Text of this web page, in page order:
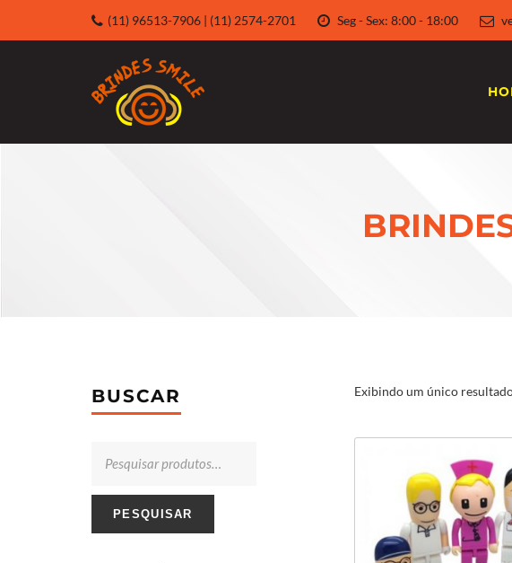
(11) 96513-7906 | (11) 2574-2701 Seg - Sex: 8:00 - 18:00
BUSCAR
PESQUISAR
Exibindo um único